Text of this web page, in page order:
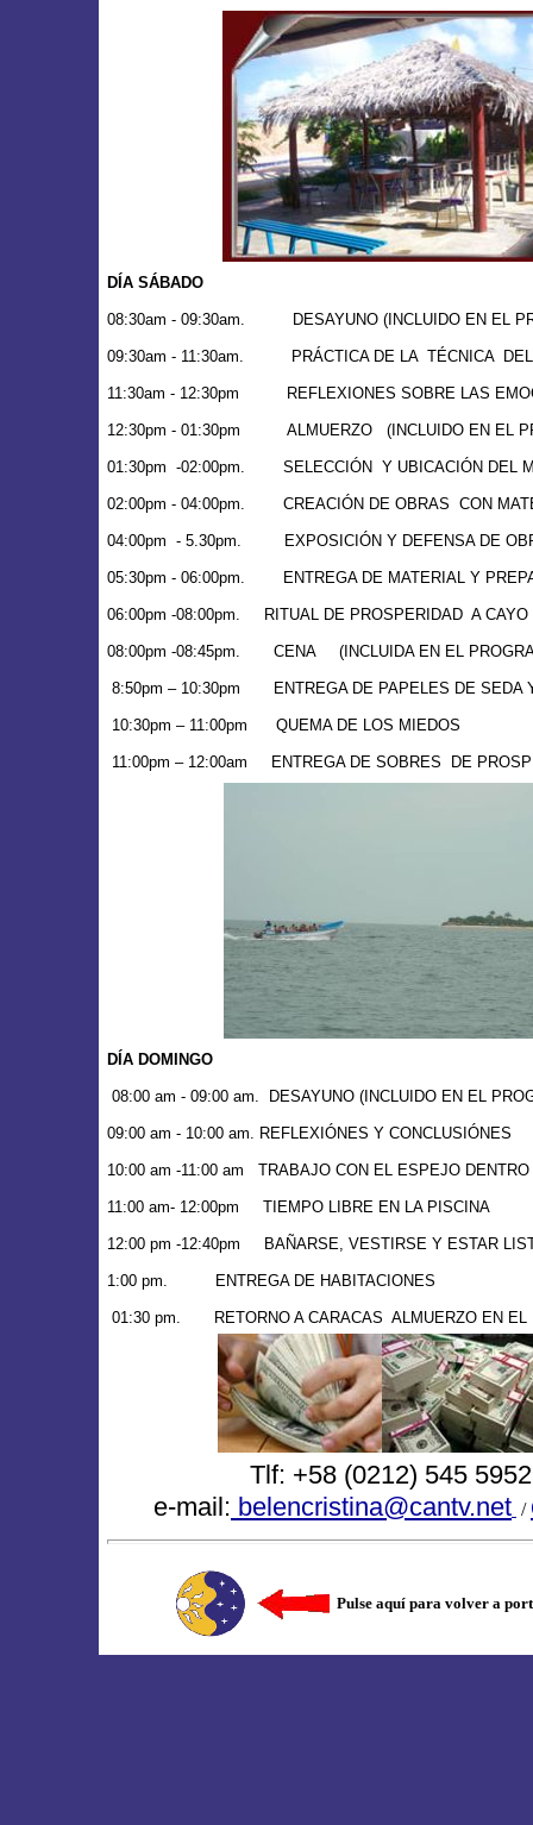
DÍA SÁBADO
08:30am - 09:30am. DESAYUNO (INCLUIDO EN EL
09:30am - 11:30am. PRÁCTICA DE LA TÉCNICA DEL
11:30am - 12:30pm REFLEXIONES SOBRE LAS
12:30pm - 01:30pm ALMUERZO (INCLUIDO EN EL
01:30pm -02:00pm. SELECCIÓN Y UBICACIÓN DEL
02:00pm - 04:00pm. CREACIÓN DE OBRAS CON
04:00pm - 5.30pm. EXPOSICIÓN Y DEFENSA DE
05:30pm - 06:00pm. ENTREGA DE MATERIAL Y
06:00pm -08:00pm. RITUAL DE PROSPERIDAD A
08:00pm -08:45pm. CENA (INCLUIDA EN EL
8:50pm – 10:30pm ENTREGA DE PAPELES DE
10:30pm – 11:00pm QUEMA DE LOS MIEDOS
11:00pm – 12:00am ENTREGA DE SOBRES DE
DÍA DOMINGO
08:00 am - 09:00 am. DESAYUNO (INCLUIDO EN EL
09:00 am - 10:00 am. REFLEXIÓNES Y CONCLUSIÓNES
10:00 am -11:00 am TRABAJO CON EL ESPEJO
11:00 am- 12:00pm TIEMPO LIBRE EN LA PISCINA
12:00 pm -12:40pm BAÑARSE, VESTIRSE Y ESTAR
1:00 pm. ENTREGA DE HABITACIONES
01:30 pm. RETORNO A CARACAS ALMUERZO EN
Tlf: +58 (0212) 545
e-mail: belencristina@cantv.net /
Pulse aquí para volver a